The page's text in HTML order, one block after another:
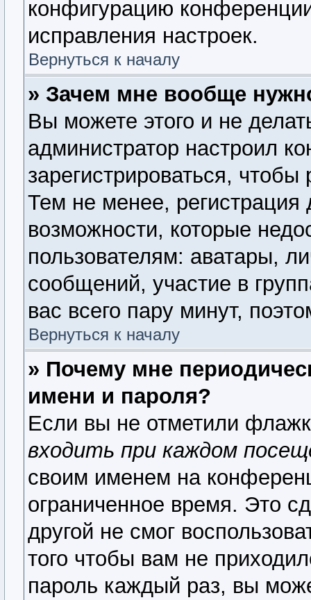
конфигурацию
исправления настроек.
Вернуться к началу
» Зачем мне вообще
Вы можете этого и не
администратор настроил
зарегистрироваться,
Тем не менее,
возможности, которые
пользователям: аватары,
сообщений, участие в
вас всего пару минут,
Вернуться к началу
» Почему мне
имени и пароля?
Если вы не отметили
входить при каждом
своим именем на
ограниченное время. Это
другой не смог
того чтобы вам не
пароль каждый раз, вы